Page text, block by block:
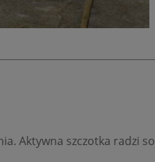
Aktywna szczotka radzi